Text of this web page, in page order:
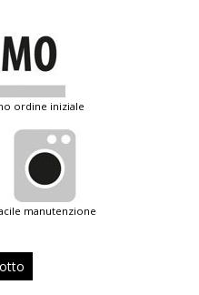
ordine iniziale
manutenzione